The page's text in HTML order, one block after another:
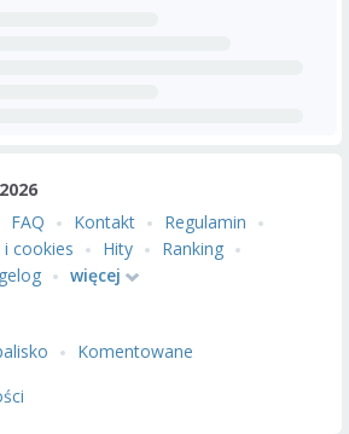
FAQ Kontakt
Regulamin
cookies
Hity
Ranking
więcej
Komentowane